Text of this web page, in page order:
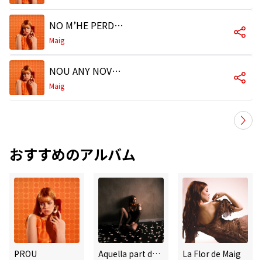
NO M’HE PERDUT PROU
Maig
NOU ANY NOVA JO
Maig
おすすめのアルバム
PROU
Aquella part de tu / Contes d'estiu
La Flor de Maig